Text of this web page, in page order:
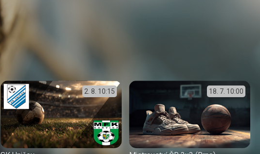
2. 8. 10:15 18. 7. 10:00